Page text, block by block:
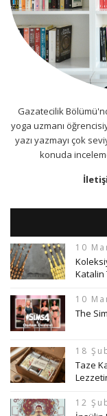
Gazatecilik
yoga uzmanı
yazı yazmayı çok
konuda
10
Katalin
10
The
18
Taze
12